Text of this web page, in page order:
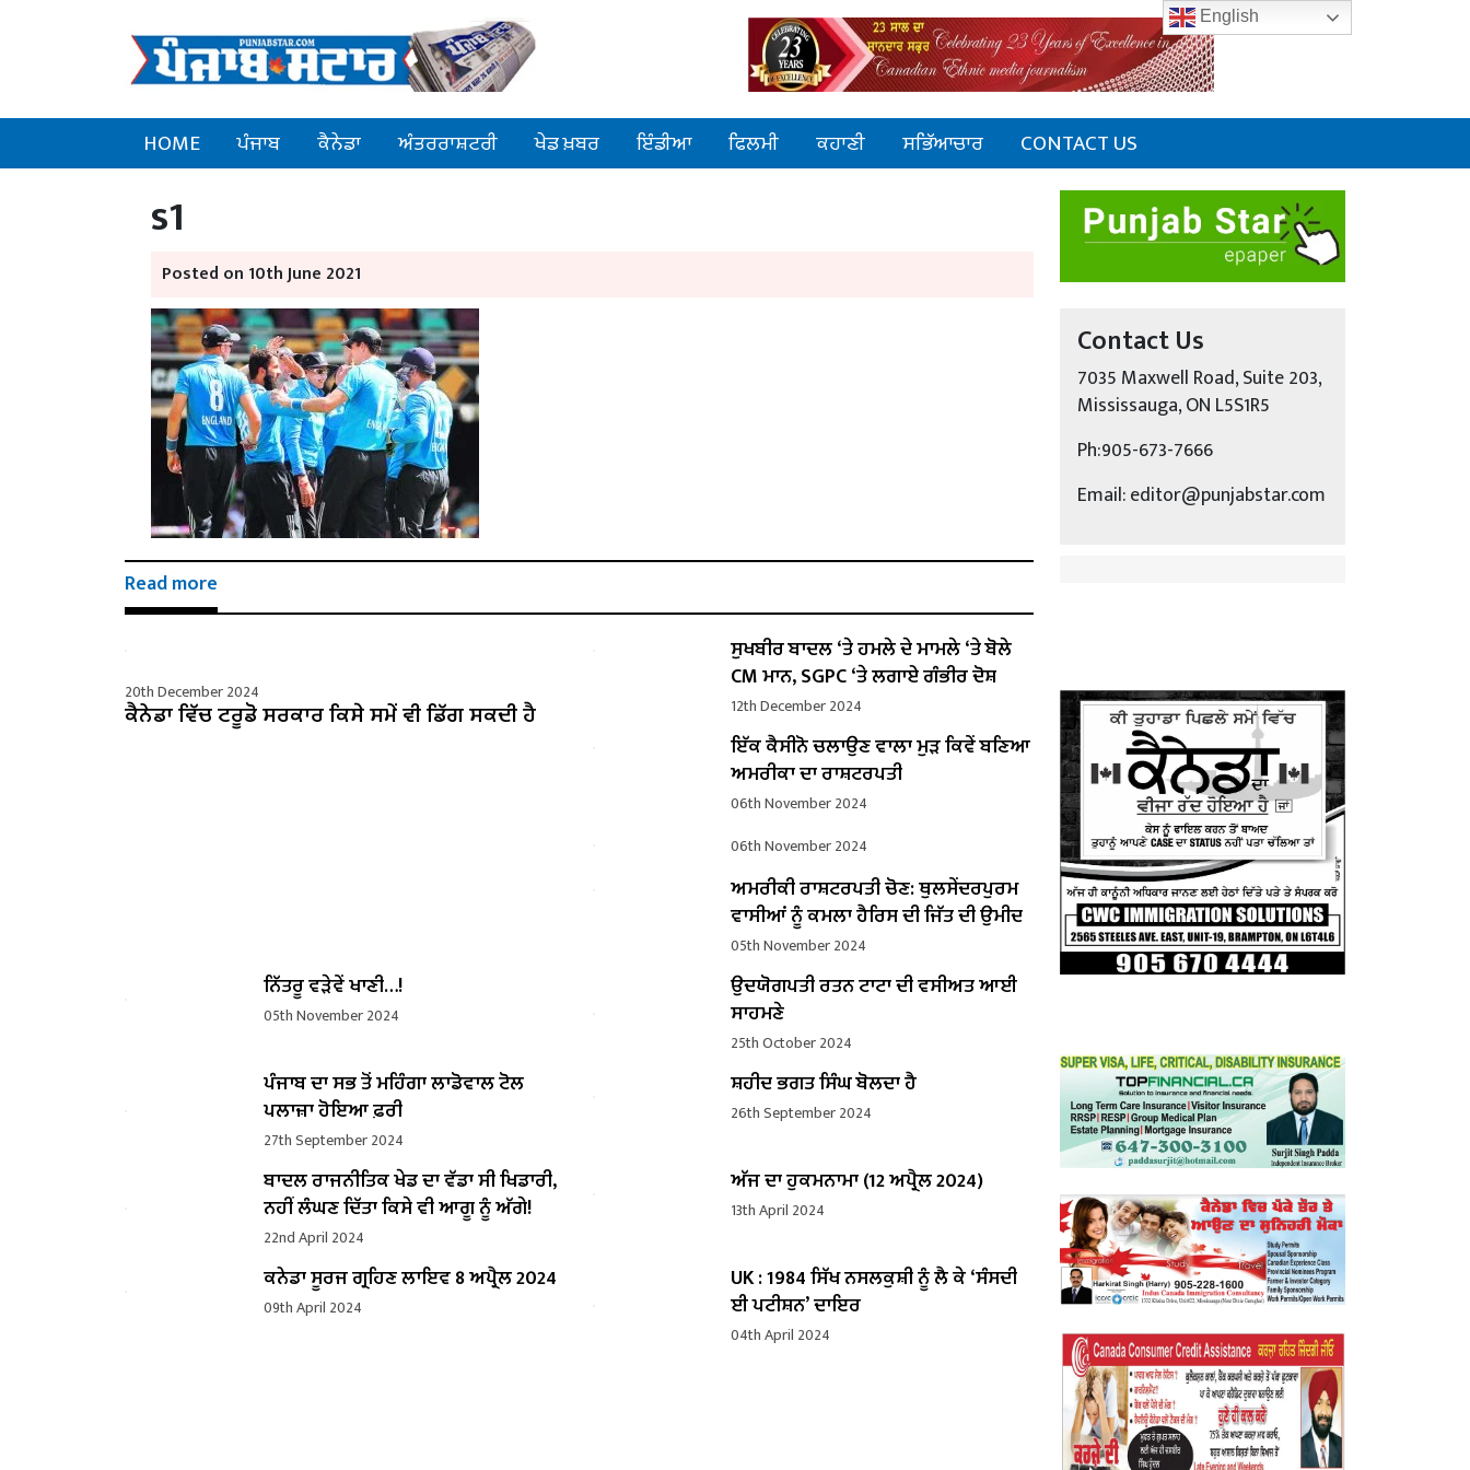
HOME ਪੰਜਾਬ ਕੈਨੇਡਾ ਅੰਤਰਰਾਸ਼ਟਰੀ ਖੇਡ ਖ਼ਬਰ ਇੰਡੀਆ ਫਿਲਮੀ ਕਹਾਣੀ ਸਭਿੱਆਚਾਰ CONTACT US
s1
Posted on 10th June 2021
Read more
20th December 2024
ਕੈਨੇਡਾ ਵਿੱਚ ਟਰੂਡੋ ਸਰਕਾਰ ਕਿਸੇ ਸਮੇਂ ਵੀ ਡਿੱਗ ਸਕਦੀ ਹੈ
ਸੁਖਬੀਰ ਬਾਦਲ ‘ਤੇ ਹਮਲੇ ਦੇ ਮਾਮਲੇ ‘ਤੇ ਬੋਲੇ ​​
CM ਮਾਨ, SGPC ‘ਤੇ ਲਗਾਏ ਗੰਭੀਰ ਦੋਸ਼
12th December 2024
ਇੱਕ ਕੈਸੀਨੋ ਚਲਾਉਣ ਵਾਲਾ ਮੁੜ ਕਿਵੇਂ ਬਣਿਆ
ਅਮਰੀਕਾ ਦਾ ਰਾਸ਼ਟਰਪਤੀ
06th November 2024
06th November 2024
ਅਮਰੀਕੀ ਰਾਸ਼ਟਰਪਤੀ ਚੋਣ: ਥੁਲਸੇਂਦਰਪੁਰਮ
ਵਾਸੀਆਂ ਨੂੰ ਕਮਲਾ ਹੈਰਿਸ ਦੀ ਜਿੱਤ ਦੀ ਉਮੀਦ
05th November 2024
ਨਿੱਤਰੂ ਵੜੇਵੇਂ ਖਾਣੀ…!
05th November 2024
ਉਦਯੋਗਪਤੀ ਰਤਨ ਟਾਟਾ ਦੀ ਵਸੀਅਤ ਆਈ
ਸਾਹਮਣੇ
25th October 2024
ਪੰਜਾਬ ਦਾ ਸਭ ਤੋਂ ਮਹਿੰਗਾ ਲਾਡੋਵਾਲ ਟੋਲ
ਪਲਾਜ਼ਾ ਹੋਇਆ ਫ਼ਰੀ
27th September 2024
ਸ਼ਹੀਦ ਭਗਤ ਸਿੰਘ ਬੋਲਦਾ ਹੈ
26th September 2024
ਬਾਦਲ ਰਾਜਨੀਤਿਕ ਖੇਡ ਦਾ ਵੱਡਾ ਸੀ ਖਿਡਾਰੀ,
ਨਹੀਂ ਲੰਘਣ ਦਿੱਤਾ ਕਿਸੇ ਵੀ ਆਗੂ ਨੂੰ ਅੱਗੇ!
22nd April 2024
ਅੱਜ ਦਾ ਹੁਕਮਨਾਮਾ (12 ਅਪ੍ਰੈਲ 2024)
13th April 2024
ਕਨੇਡਾ ਸੂਰਜ ਗ੍ਰਹਿਣ ਲਾਇਵ 8 ਅਪ੍ਰੈਲ 2024
09th April 2024
UK : 1984 ਸਿੱਖ ਨਸਲਕੁਸ਼ੀ ਨੂੰ ਲੈ ਕੇ ‘ਸੰਸਦੀ
ਈ ਪਟੀਸ਼ਨ’ ਦਾਇਰ
04th April 2024
Contact Us
7035 Maxwell Road, Suite 203,
Mississauga, ON L5S1R5
Ph:905-673-7666
Email: editor@punjabstar.com
English